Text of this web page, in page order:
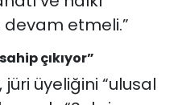
etmeli.”
çıkıyor”
, jüri üyeliğini “ulusal